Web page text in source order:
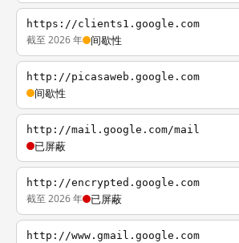
https://clients1.google.com
截至 2026 年 间歇性
http://picasaweb.google.com
间歇性
http://mail.google.com/mail
已屏蔽
http://encrypted.google.com
截至 2026 年 已屏蔽
http://www.gmail.google.com